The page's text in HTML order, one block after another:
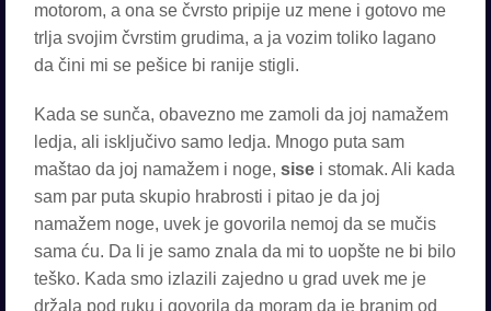
motorom, a ona se čvrsto pripije uz mene i gotovo me
trlja svojim čvrstim grudima, a ja vozim toliko lagano
da čini mi se pešice bi ranije stigli.
Kada se sunča, obavezno me zamoli da joj namažem
ledja, ali isključivo samo ledja. Mnogo puta sam
maštao da joj namažem i noge, sise i stomak. Ali kada
sam par puta skupio hrabrosti i pitao je da joj
namažem noge, uvek je govorila nemoj da se mučis
sama ću. Da li je samo znala da mi to uopšte ne bi bilo
teško. Kada smo izlazili zajedno u grad uvek me je
držala pod ruku i govorila da moram da je branim od